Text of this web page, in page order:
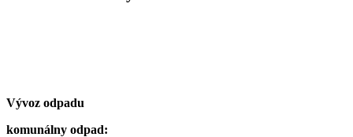
Vývoz odpadu
komunálny odpad: